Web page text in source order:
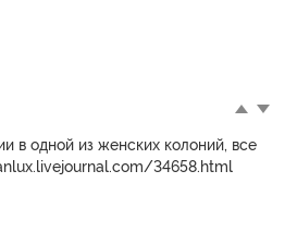
в одной из женских колоний, все
34658.html